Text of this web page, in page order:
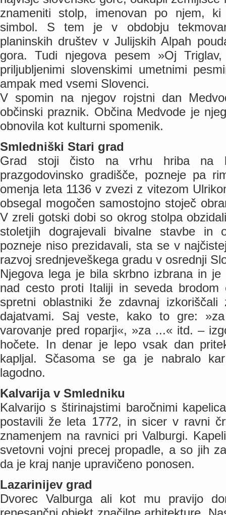
znameniti stolp, imenovan po njem,
simbol. S tem je v obdobju
planinskih društev v Julijskih Alpah
gora. Tudi njegova pesem »Oj
priljubljenimi slovenskimi umetnimi
ampak med vsemi Slovenci.
V spomin na njegov rojstni dan
občinski praznik. Občina Medvode je
obnovila kot kulturni spomenik.
Smledniški Stari grad
Grad stoji čisto na vrhu hriba na
prazgodovinsko gradišče, pozneje pa
omenja leta 1136 v zvezi z vitezom
obsegal mogočen samostojno stoječ
V zreli gotski dobi so okrog stolpa
stoletjih dograjevali bivalne stavbe in
pozneje niso prezidavali, sta se v
razvoj srednjeveškega gradu v osrednji
Njegova lega je bila skrbno izbrana in
nad cesto proti Italiji in seveda brodom
spretni oblastniki že zdavnaj
dajatvami. Saj veste, kako to gre:
varovanje pred roparji«, »za ...« itd. –
hočete. In denar je lepo vsak dan
kapljal. Sčasoma se ga je nabralo
lagodno.
Kalvarija v Smledniku
Kalvarijo s štirinajstimi baročnimi
postavili že leta 1772, in sicer v ravni
znamenjem na ravnici pri Valburgi.
svetovni vojni precej propadle, a so jih
da je kraj nanje upravičeno ponosen.
Lazarinijev grad
Dvorec Valburga ali kot mu pravijo